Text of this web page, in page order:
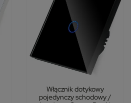
Włącznik dotykowy
pojedynczy schodowy /